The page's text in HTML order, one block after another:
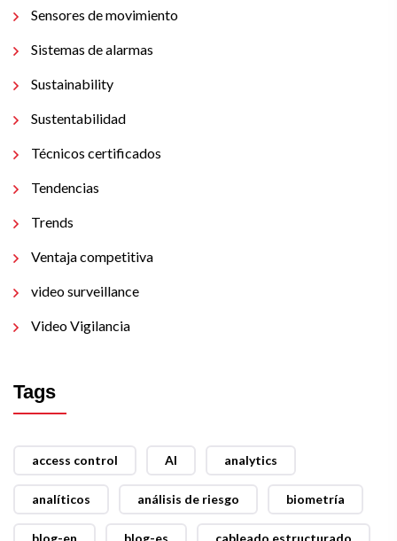
Sensores de movimiento
Sistemas de alarmas
Sustainability
Sustentabilidad
Técnicos certificados
Tendencias
Trends
Ventaja competitiva
video surveillance
Video Vigilancia
Tags
access control AI analytics
analíticos análisis de riesgo biometría
blog-en blog-es cableado estructurado